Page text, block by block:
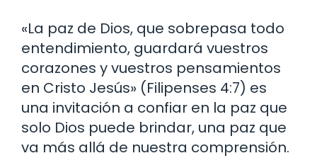
«La paz de Dios, que sobrepasa todo
entendimiento, guardará vuestros
corazones y vuestros pensamientos
en Cristo Jesús» (Filipenses 4:7) es
una invitación a confiar en la paz que
solo Dios puede brindar, una paz que
va más allá de nuestra comprensión.